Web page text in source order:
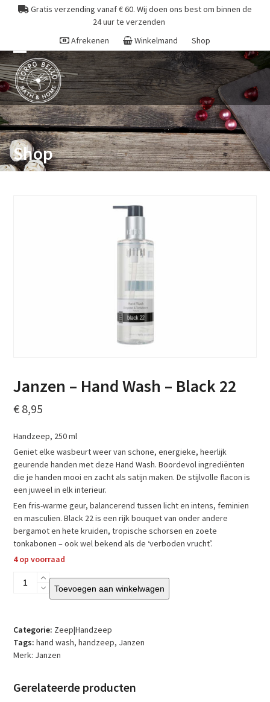
Gratis verzending vanaf € 60. Wij doen ons best om binnen de
24 uur te verzenden
Afrekenen
Winkelmand Shop
Open
mobile
menu
Close
mobile
menu
Shop
Janzen – Hand Wash – Black 22
€ 8,95
Handzeep, 250 ml
Geniet elke wasbeurt weer van schone, energieke, heerlijk
geurende handen met deze Hand Wash. Boordevol ingrediënten
die je handen mooi en zacht als satijn maken. De stijlvolle flacon is
een juweel in elk interieur.
Een fris-warme geur, balancerend tussen licht en intens, feminien
en masculien. Black 22 is een rijk bouquet van onder andere
bergamot en hete kruiden, tropische schorsen en zoete
tonkabonen – ook wel bekend als de ‘verboden vrucht’.
4 op voorraad
Janzen
-
Black
22
Toevoegen aan winkelwagen
Categorie: Zeep|Handzeep
Tags: hand wash,handzeep, Janzen
Merk: Janzen
Gerelateerde producten